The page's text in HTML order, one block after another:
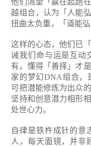
他们渴望「赢在起跑
越组合，认为「人能
扭曲太负重，「道能
这样的心态，他们已
诫我们命与运是互动
有。懂得「善择」才
家的梦幻DNA组合，
可把潜能修炼为出众
坚持和创意潜力相形
处世心力。
自律是铁杵成针的意
人，每天面镜，并非